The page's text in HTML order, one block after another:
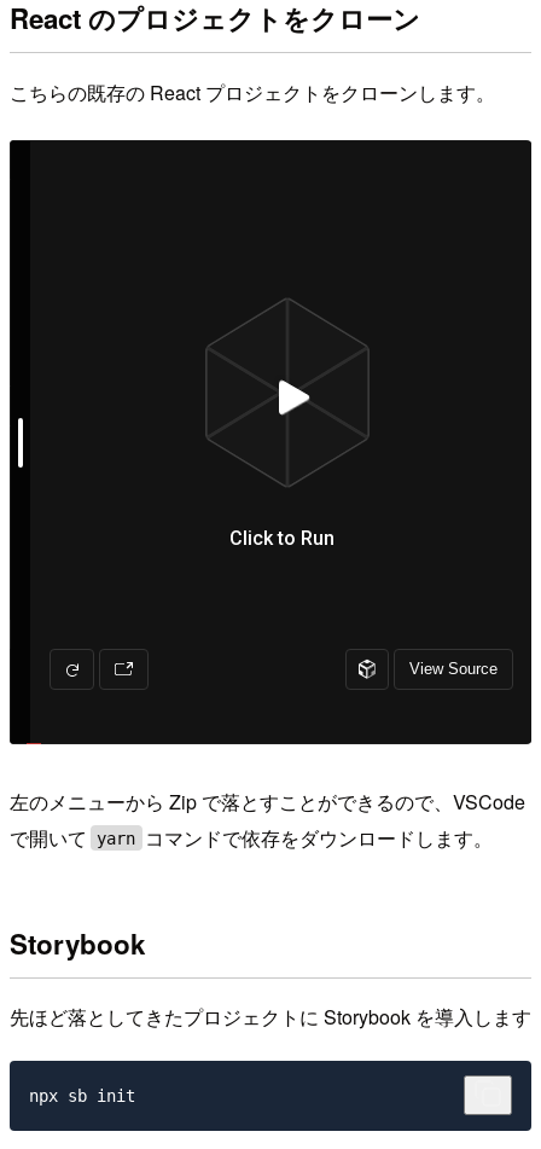
React のプロジェクトをクローン
こちらの既存の React プロジェクトをクローンします。
左のメニューから Zip で落とすことができるので、VSCode
で開いて
yarn コマンドで依存をダウンロードします。
Storybook
先ほど落としてきたプロジェクトに Storybook を導入します